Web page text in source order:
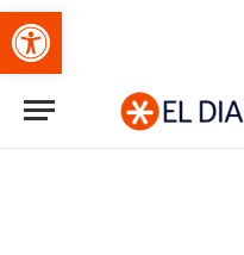
Obre la barra d'eines